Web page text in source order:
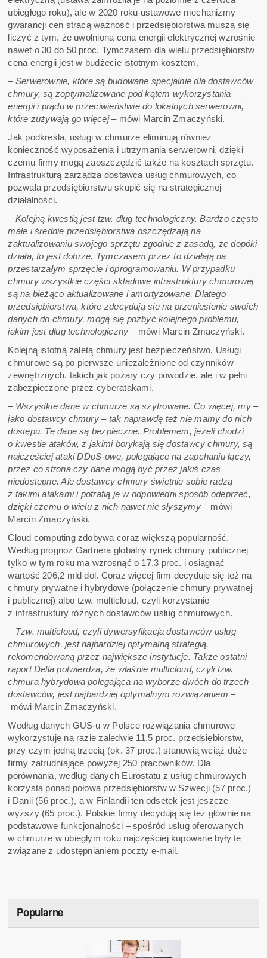
ubiegłego roku), ale w 2020 roku ustawowe mechanizmy
gwarancji cen stracą ważność i przedsiębiorstwa muszą się
liczyć z tym, że uwolniona cena energii elektrycznej wzrośnie
nawet o 30 do 50 proc. Tymczasem dla wielu przedsiębiorstw
cena energii jest w budżecie istotnym kosztem.
– Serwerownie, które są budowane specjalnie dla dostawców
chmury, są zoptymalizowane pod kątem wykorzystania
energii i prądu w przeciwieństwie do lokalnych serwerowni,
które zużywają go więcej –mówi Marcin Zmaczyński.
Jak podkreśla, usługi w chmurze eliminują również
konieczność wyposażenia i utrzymania serwerowni, dzięki
czemu firmy mogą zaoszczędzić także na kosztach sprzętu.
Infrastrukturą zarządza dostawca usług chmurowych, co
pozwala przedsiębiorstwu skupić się na strategicznej
działalności.
– Kolejną kwestią jest tzw. dług technologiczny. Bardzo często
małe i średnie przedsiębiorstwa oszczędzają na
zaktualizowaniu swojego sprzętu zgodnie z zasadą, że dopóki
działa, to jest dobrze. Tymczasem przez to działają na
przestarzałym sprzęcie i oprogramowaniu. W przypadku
chmury wszystkie części składowe infrastruktury chmurowej
są na bieżąco aktualizowane i amortyzowane. Dlatego
przedsiębiorstwa, które zdecydują się na przeniesienie swoich
danych do chmury, mogą się pozbyć kolejnego problemu,
jakim jest dług technologiczny– mówi Marcin Zmaczyński.
Kolejną istotną zaletą chmury jest bezpieczeństwo. Usługi
chmurowe są po pierwsze uniezależnione od czynników
zewnętrznych, takich jak pożary czy powodzie, ale i w pełni
zabezpieczone przez cyberatakami.
– Wszystkie dane w chmurze są szyfrowane. Co więcej, my –
jako dostawcy chmury – tak naprawdę też nie mamy do nich
dostępu. Te dane są bezpieczne. Problemem, jeżeli chodzi
o kwestie ataków, z jakimi borykają się dostawcy chmury, są
najczęściej ataki DDoS-owe, polegające na zapchaniu łączy,
przez co strona czy dane mogą być przez jakiś czas
niedostępne. Ale dostawcy chmury świetnie sobie radzą
z takimi atakami i potrafią je w odpowiedni sposób odeprzeć,
dzięki czemu o wielu z nich nawet nie słyszymy– mówi
Marcin Zmaczyński.
Cloud computing zdobywa coraz większą popularność.
Według prognoz Gartnera globalny rynek chmury publicznej
tylko w tym roku ma wzrosnąć o 17,3 proc. i osiągnąć
wartość 206,2 mld dol. Coraz więcej firm decyduje się też na
chmury prywatne i hybrydowe (połączenie chmury prywatnej
i publicznej) albo tzw. multicloud, czyli korzystanie
z infrastruktury różnych dostawców usług chmurowych.
– Tzw. multicloud, czyli dywersyfikacja dostawców usług
chmurowych, jest najbardziej optymalną strategią,
rekomendowaną przez największe instytucje. Także ostatni
raport Della potwierdza, że właśnie multicloud, czyli tzw.
chmura hybrydowa polegająca na wyborze dwóch do trzech
dostawców, jest najbardziej optymalnym rozwiązaniem –
mówi Marcin Zmaczyński.
Według danych GUS-u w Polsce rozwiązania chmurowe
wykorzystuje na razie zaledwie 11,5 proc. przedsiębiorstw,
przy czym jedną trzecią (ok. 37 proc.) stanowią wciąż duże
firmy zatrudniające powyżej 250 pracowników. Dla
porównania, według danych Eurostatu z usług chmurowych
korzysta ponad połowa przedsiębiorstw w Szwecji (57 proc.)
i Danii (56 proc.), a w Finlandii ten odsetek jest jeszcze
wyższy (65 proc.). Polskie firmy decydują się też głównie na
podstawowe funkcjonalności – spośród usług oferowanych
w chmurze w ubiegłym roku najczęściej kupowane były te
związane z udostępnianiem poczty e-mail.
Popularne